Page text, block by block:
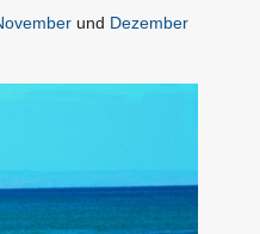
und Dezember